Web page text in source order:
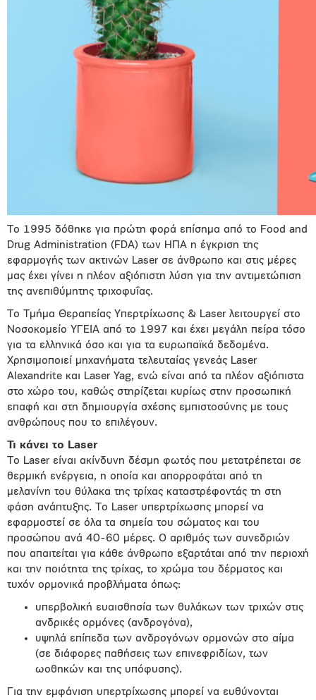
Το 1995 δόθηκε για πρώτη φορά επίσημα από το Food and
Drug Administration (FDA) των ΗΠΑ η έγκριση της
εφαρμογής των ακτινών Laser σε άνθρωπο και στις μέρες
μας έχει γίνει η πλέον αξιόπιστη λύση για την αντιμετώπιση
της ανεπιθύμητης τριχοφυΐας.
Το Τμήμα Θεραπείας Υπερτρίχωσης & Laser λειτουργεί στο
Νοσοκομείο ΥΓΕΙΑ από το 1997 και έχει μεγάλη πείρα τόσο
για τα ελληνικά όσο και για τα ευρωπαϊκά δεδομένα.
Χρησιμοποιεί μηχανήματα τελευταίας γενεάς Laser
Alexandrite και Laser Yag, ενώ είναι από τα πλέον αξιόπιστα
στο χώρο του, καθώς στηρίζεται κυρίως στην προσωπική
επαφή και στη δημιουργία σχέσης εμπιστοσύνης με τους
ανθρώπους που το επιλέγουν.
Τι κάνει το Laser
Το Laser είναι ακίνδυνη δέσμη φωτός που μετατρέπεται σε
θερμική ενέργεια, η οποία και απορροφάται από τη
μελανίνη του θύλακα της τρίχας καταστρέφοντάς τη στη
φάση ανάπτυξης. Το Laser υπερτρίχωσης μπορεί να
εφαρμοστεί σε όλα τα σημεία του σώματος και του
προσώπου ανά 40-60 μέρες. Ο αριθμός των συνεδριών
που απαιτείται για κάθε άνθρωπο εξαρτάται από την περιοχή
και την ποιότητα της τρίχας, το χρώμα του δέρματος και
τυχόν ορμονικά προβλήματα όπως:
υπερβολική ευαισθησία των θυλάκων των τριχών στις
ανδρικές ορμόνες (ανδρογόνα),
υψηλά επίπεδα των ανδρογόνων ορμονών στο αίμα
(σε διάφορες παθήσεις των επινεφριδίων, των
ωοθηκών και της υπόφυσης).
Για την εμφάνιση υπερτρίχωσης μπορεί να ευθύνονται